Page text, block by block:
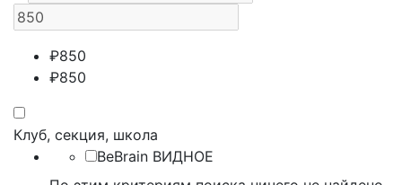
₽850
₽850
Клуб, секция, школа
BeBrain ВИДНОЕ